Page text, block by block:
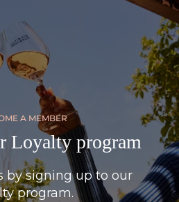
A MEMBER
Loyalty program
by signing up to our
program.